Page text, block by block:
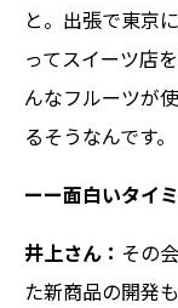
と。出張で東京
ってスイーツ店
んなフルーツが
るそうなんです。
ーー面白いタイ
井上さん： その
た新商品の開発